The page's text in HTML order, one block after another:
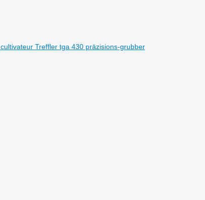
cultivateur Treffler tga 430 präzisions-grubber